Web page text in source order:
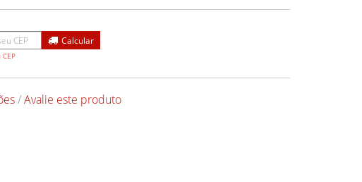
CEP
/Avalie este produto